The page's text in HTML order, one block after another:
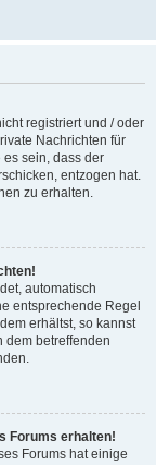
registriert und / oder
Nachrichten für
es sein, dass der
entzogen hat.
zu erhalten.
automatisch
entsprechende Regel
erhältst, so kannst
dem betreffenden
Forums erhalten!
Forums hat einige